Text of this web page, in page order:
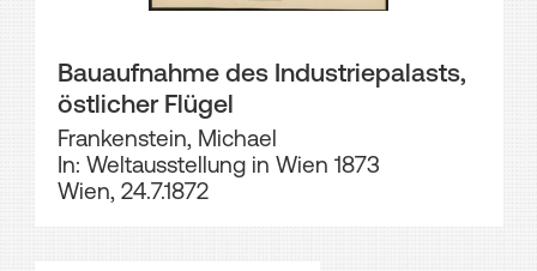
Bauaufnahme des Industriepalasts,
östlicher Flügel
Frankenstein, Michael
In: Weltausstellung in Wien 1873
Wien, 24.7.1872